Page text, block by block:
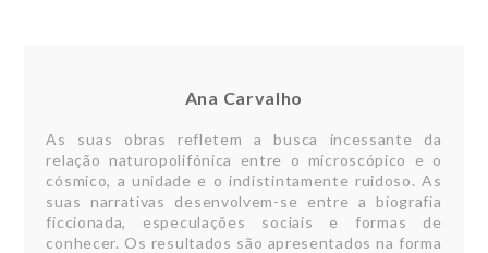
Ana Carvalho
As suas obras refletem a busca incessante da
relação naturopolifónica entre o microscópico e o
cósmico, a unidade e o indistintamente ruidoso. As
suas narrativas desenvolvem-se entre a biografia
ficcionada, especulações sociais e formas de
conhecer. Os resultados são apresentados na forma